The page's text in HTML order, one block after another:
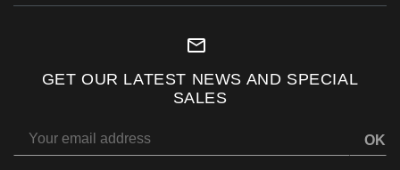
mail_outline
GET OUR LATEST NEWS AND SPECIAL
SALES
OK